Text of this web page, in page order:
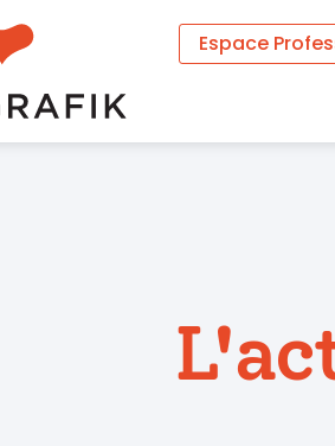
Espace